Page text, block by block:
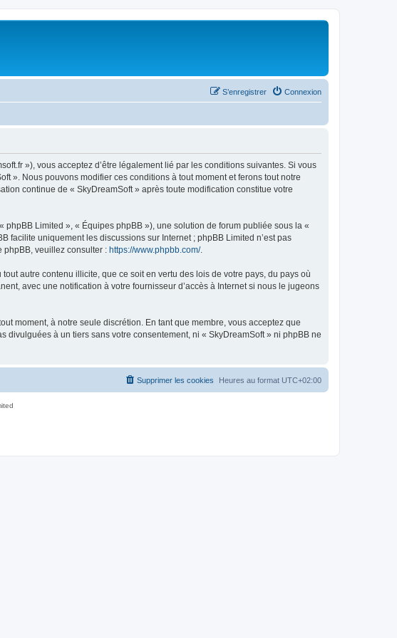
Connexion
S’enregistrer
»), vous acceptez d’être légalement lié par les conditions suivantes. Si vous
». Nous pouvons modifier ces conditions à tout moment et ferons tout notre
continue de « SkyDreamSoft » après toute modification constitue votre
Limited », « Équipes phpBB »), une solution de forum publiée sous la «
facilite uniquement les discussions sur Internet ; phpBB Limited n’est pas
phpBB, veuillez consulter : https://www.phpbb.com/.
autre contenu illicite, que ce soit en vertu des lois de votre pays, du pays où
avec une notification à votre fournisseur d’accès à Internet si nous le jugeons
moment, à notre seule discrétion. En tant que membre, vous acceptez que
à un tiers sans votre consentement, ni « SkyDreamSoft » ni phpBB ne
Heures au format UTC+02:00
Supprimer les cookies